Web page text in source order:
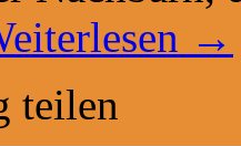
→
teilen